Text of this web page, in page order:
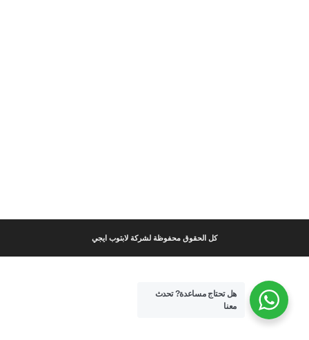
كل الحقوق محفوظة لشركة لابتوب ايجي
هل تحتاج مساعدة?تحدث
معنا